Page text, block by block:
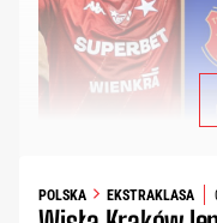
POLSKA EKSTRAKLASA